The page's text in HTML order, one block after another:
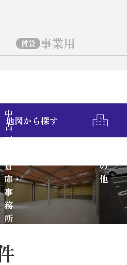
賃貸 事業用
地図から探す
中
古
工
倉
庫・
事
務
所
の
他